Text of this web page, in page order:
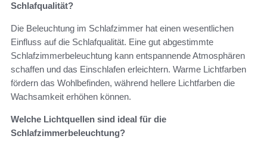
Schlafqualität?
Die Beleuchtung im Schlafzimmer hat einen wesentlichen
Einfluss auf die Schlafqualität. Eine gut abgestimmte
Schlafzimmerbeleuchtung kann entspannende Atmosphären
schaffen und das Einschlafen erleichtern. Warme Lichtfarben
fördern das Wohlbefinden, während hellere Lichtfarben die
Wachsamkeit erhöhen können.
Welche Lichtquellen sind ideal für die
Schlafzimmerbeleuchtung?